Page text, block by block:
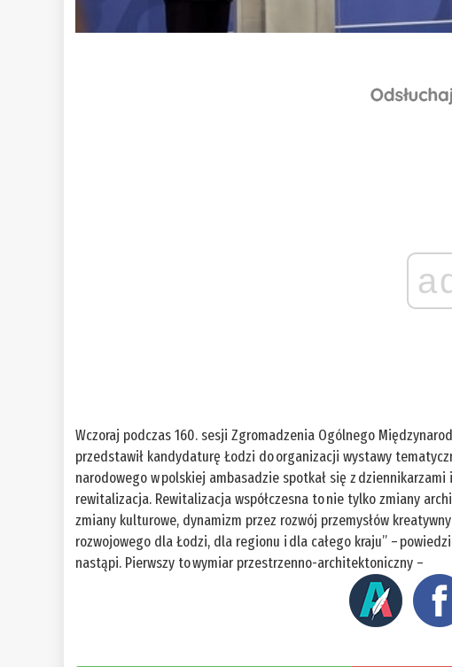
Wczoraj podczas 160. sesji Zgromadzenia Ogólnego
przedstawił kandydaturę Łodzi do organizacji wystawy
narodowego w polskiej ambasadzie spotkał się z
rewitalizacja. Rewitalizacja współczesna to nie tylko zmiany
zmiany kulturowe, dynamizm przez rozwój przemysłów
rozwojowego dla Łodzi, dla regionu i dla całego kraju” –
nastąpi. Pierwszy to wymiar przestrzenno-architektoniczny –